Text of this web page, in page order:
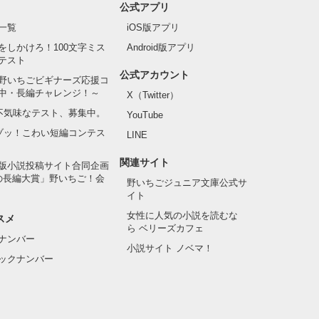
覧
しかけろ！100文字ミス
スト
いちごビギナーズ応援コ
・長編チャレンジ！～
味なテスト、募集中。
ッ！こわい短編コンテス
小説投稿サイト合同企画
長編大賞」野いちご！会
メ
ンバー
クナンバー
公式アプリ
iOS版アプリ
Android版アプリ
公式アカウント
X（Twitter）
YouTube
LINE
関連サイト
野いちごジュニア文庫公式サ
イト
女性に人気の小説を読むな
ら ベリーズカフェ
小説サイト ノベマ！